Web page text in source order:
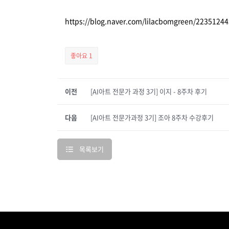
https://blog.naver.com/lilacbomgreen/
좋아요 1
이전 [AI아트 전문가 과정 3기] 이지 - 8주차 후기
[AI아트 전문가과정 3기] 조아 8주차 수강후기
다음
목록보기